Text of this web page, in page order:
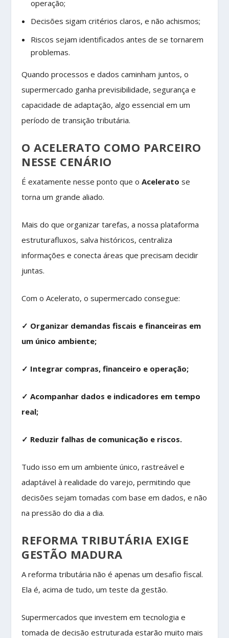
operação;
Decisões sigam critérios claros, e não achismos;
Riscos sejam identificados antes de se tornarem
problemas.
Quando processos e dados caminham juntos, o
supermercado ganha previsibilidade, segurança e
capacidade de adaptação, algo essencial em um
período de transição tributária.
O ACELERATO COMO PARCEIRO
NESSE CENÁRIO
É exatamente nesse ponto que oAcelerato se
torna um grande aliado.
Mais do que organizar tarefas, a nossa plataforma
estruturafluxos, salva históricos, centraliza
informações e conecta áreas que precisam decidir
juntas.
Com o Acelerato, o supermercado consegue:
✓ Organizar demandas fiscais e financeiras em
um único ambiente;
✓ Integrar compras, financeiro e operação;
✓ Acompanhar dados e indicadores em tempo
real;
✓ Reduzir falhas de comunicação e riscos.
Tudo isso em um ambiente único, rastreável e
adaptável à realidade do varejo, permitindo que
decisões sejam tomadas com base em dados, e não
na pressão do dia a dia.
REFORMA TRIBUTÁRIA EXIGE
GESTÃO MADURA
A reforma tributária não é apenas um desafio fiscal.
Ela é, acima de tudo, um teste da gestão.
Supermercados que investem em tecnologia e
tomada de decisão estruturada estarão muito mais